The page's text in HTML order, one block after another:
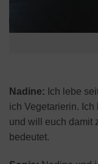
Nadine: Ich lebe
ich Vegetarierin.
und will euch damit
bedeutet.